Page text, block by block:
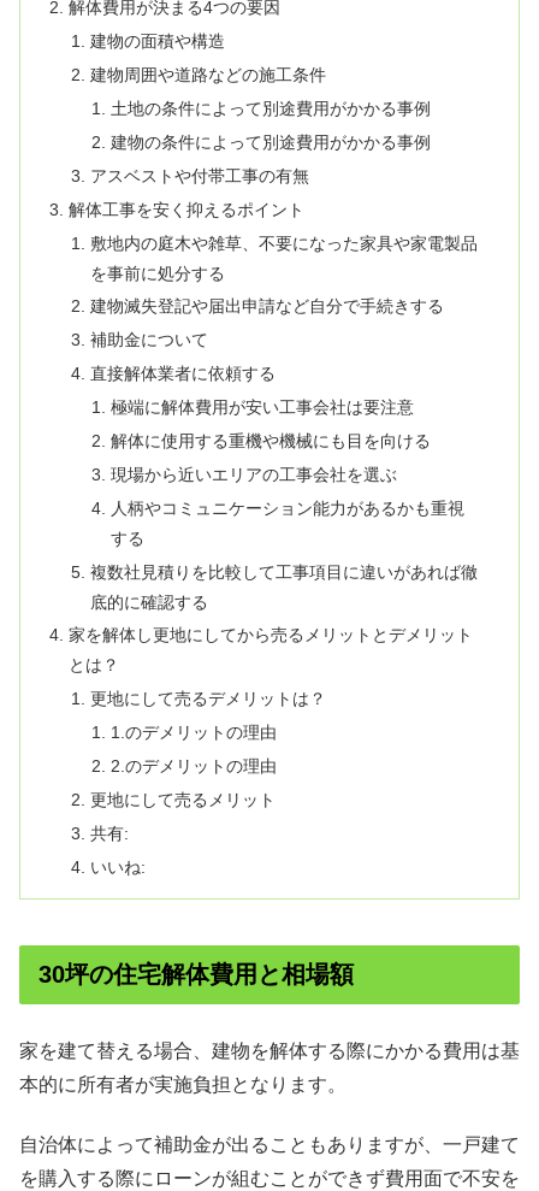
解体費用が決まる4つの要因
建物の面積や構造
建物周囲や道路などの施工条件
土地の条件によって別途費用がかかる事例
建物の条件によって別途費用がかかる事例
アスベストや付帯工事の有無
解体工事を安く抑えるポイント
敷地内の庭木や雑草、不要になった家具や家電製品
を事前に処分する
建物滅失登記や届出申請など自分で手続きする
補助金について
直接解体業者に依頼する
極端に解体費用が安い工事会社は要注意
解体に使用する重機や機械にも目を向ける
現場から近いエリアの工事会社を選ぶ
人柄やコミュニケーション能力があるかも重視
する
複数社見積りを比較して工事項目に違いがあれば徹
底的に確認する
家を解体し更地にしてから売るメリットとデメリット
とは？
更地にして売るデメリットは？
1.のデメリットの理由
2.のデメリットの理由
更地にして売るメリット
共有:
いいね:
30坪の住宅解体費用と相場額
家を建て替える場合、建物を解体する際にかかる費用は基
本的に所有者が実施負担となります。
自治体によって補助金が出ることもありますが、一戸建て
を購入する際にローンが組むことができず費用面で不安を